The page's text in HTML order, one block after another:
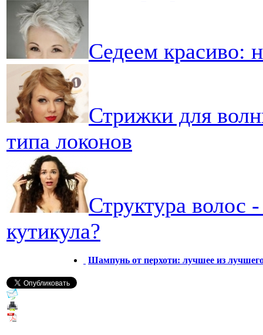
Седеем красиво:
Стрижки для
типа локонов
Структура волос
кутикула?
Шампунь от перхоти: лучшее из